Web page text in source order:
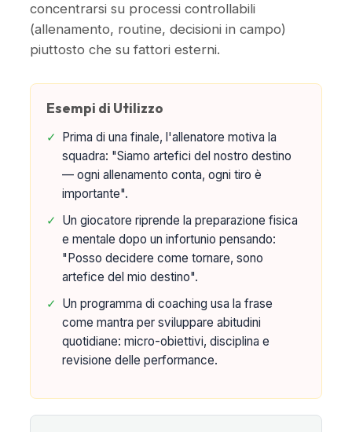
concentrarsi su processi controllabili
(allenamento, routine, decisioni in campo)
piuttosto che su fattori esterni.
Esempi di Utilizzo
✓ Prima di una finale, l'allenatore motiva la
squadra: "Siamo artefici del nostro destino
— ogni allenamento conta, ogni tiro è
importante".
✓ Un giocatore riprende la preparazione fisica
e mentale dopo un infortunio pensando:
"Posso decidere come tornare, sono
artefice del mio destino".
✓ Un programma di coaching usa la frase
come mantra per sviluppare abitudini
quotidiane: micro-obiettivi, disciplina e
revisione delle performance.